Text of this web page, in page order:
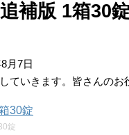
補版 1箱30錠
月7日
ていきます。皆さんのお
錠